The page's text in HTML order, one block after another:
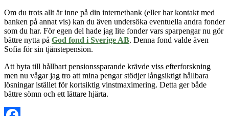
Om du trots allt är inne på din internetbank (eller har kontakt med
banken på annat vis) kan du även undersöka eventuella andra fonder
som du har. För egen del hade jag lite fonder vars sparpengar nu gör
bättre nytta på God fond i Sverige AB. Denna fond valde även
Sofia för sin tjänstepension.
Att byta till hållbart pensionssparande krävde viss efterforskning
men nu vågar jag tro att mina pengar stödjer långsiktigt hållbara
lösningar istället för kortsiktig vinstmaximering. Detta ger både
bättre sömn och ett lättare hjärta.